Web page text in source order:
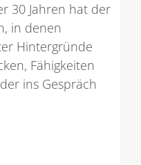
30 Jahren hat der
in denen
Hintergründe
Fähigkeiten
ins Gespräch